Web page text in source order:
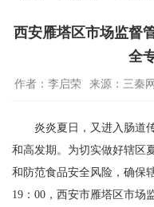
西安雁塔区市场监督
全
作者：李启荣 来源：三秦网
炎炎夏日，又进入肠道传
和高发期。为切实做好辖区
和防范食品安全风险，确保
19：00，西安市雁塔区市场